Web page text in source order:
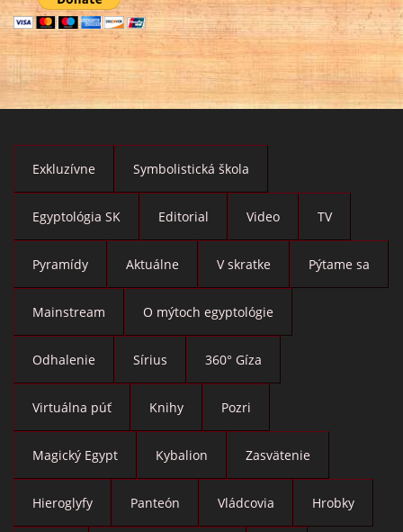
Exkluzívne Symbolistická škola
Egyptológia SK Editorial Video TV
Pyramídy Aktuálne V skratke Pýtame sa
Mainstream O mýtoch egyptológie
Odhalenie Sírius 360° Gíza
Virtuálna púť Knihy Pozri
Magický Egypt Kybalion Zasvätenie
Hieroglyfy Panteón Vládcovia Hrobky